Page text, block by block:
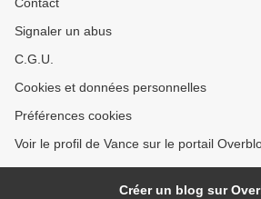
Signaler un abus
C.G.U.
Cookies et données personnelles
Préférences cookies
Voir le profil de Vance sur le portail
Créer un blog sur